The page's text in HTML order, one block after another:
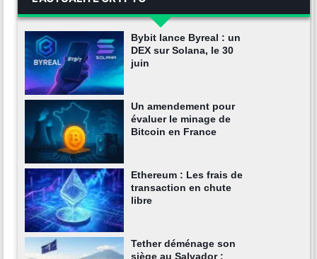
Bybit lance Byreal : un
DEX sur Solana, le 30
juin
Un amendement pour
évaluer le minage de
Bitcoin en France
Ethereum : Les frais de
transaction en chute
libre
Tether déménage son
siège au Salvador :